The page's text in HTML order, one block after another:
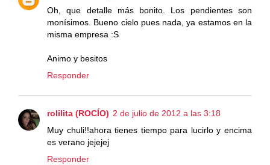
Oh, que detalle más bonito. Los pendientes son
monísimos. Bueno cielo pues nada, ya estamos en la
misma empresa :S
Animo y besitos
Responder
rolilita (ROCÍO) 2 de julio de 2012 a las 3:18
Muy chuli!!ahora tienes tiempo para lucirlo y encima
es verano jejejej
Responder